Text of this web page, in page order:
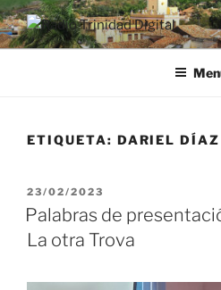
Saltar
al
contenido
RADIO
Desde la Ciudad Museo del Caribe
ETIQUETA: DARIEL DÍAZ
PUBLICADO
EL
23/02/2023
Palabras de
La otra Trova